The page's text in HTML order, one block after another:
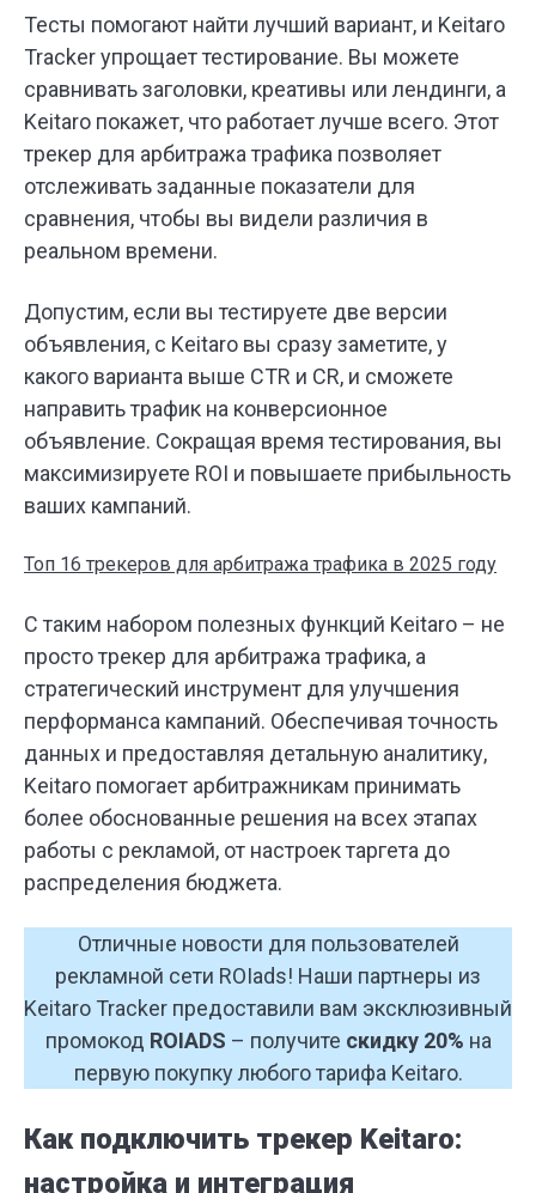
Тесты помогают найти лучший вариант, и Keitaro
Tracker упрощает тестирование. Вы можете
сравнивать заголовки, креативы или лендинги, а
Keitaro покажет, что работает лучше всего. Этот
трекер для арбитража трафика позволяет
отслеживать заданные показатели для
сравнения, чтобы вы видели различия в
реальном времени.
Допустим, если вы тестируете две версии
объявления, с Keitaro вы сразу заметите, у
какого варианта выше CTR и CR, и сможете
направить трафик на конверсионное
объявление. Сокращая время тестирования, вы
максимизируете ROI и повышаете прибыльность
ваших кампаний.
Топ 16 трекеров для арбитража трафика в 2025 году
С таким набором полезных функций Keitaro – не
просто трекер для арбитража трафика, а
стратегический инструмент для улучшения
перформанса кампаний. Обеспечивая точность
данных и предоставляя детальную аналитику,
Keitaro помогает арбитражникам принимать
более обоснованные решения на всех этапах
работы с рекламой, от настроек таргета до
распределения бюджета.
Отличные новости для пользователей
рекламной сети ROIads! Наши партнеры из
Keitaro Tracker предоставили вам эксклюзивный
промокод ROIADS – получите скидку 20% на
первую покупку любого тарифа Keitaro.
Как подключить трекер Keitaro:
настройка и интеграция